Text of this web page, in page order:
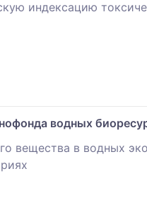
индексацию
водных
вещества в водных